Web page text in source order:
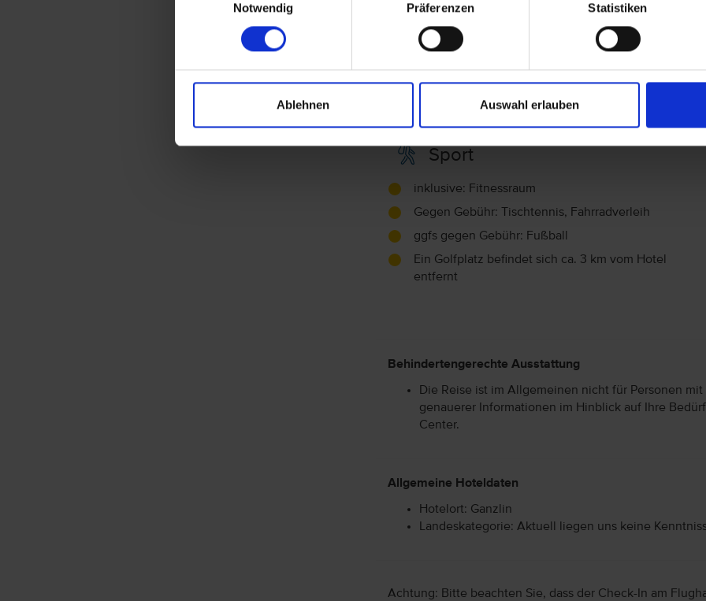
Notwendig
Präferenzen Statistiken
Ablehnen Auswahl erlauben
Spielplatz
Kindermahlzeiten, Hochstuhl
Sport
inklusive: Fitnessraum
Gegen Gebühr: Tischtennis, Fahrradverleih
ggfs gegen Gebühr: Fußball
Ein Golfplatz befindet sich ca. 3 km vom Hotel
entfernt
Behindertengerechte Ausstattung
Die Reise ist im Allgemeinen nicht für Personen
genauerer Informationen im Hinblick auf Ihre
Center.
Allgemeine Hoteldaten
Hotelort: Ganzlin
Landeskategorie: Aktuell liegen uns keine
Achtung: Bitte beachten Sie, dass der Check-In am